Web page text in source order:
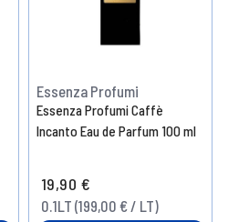
Essenza Profumi
Essenza Profumi Caffè
Incanto Eau de Parfum 100 ml
19,90 €
0.1LT (199,00 € / LT)